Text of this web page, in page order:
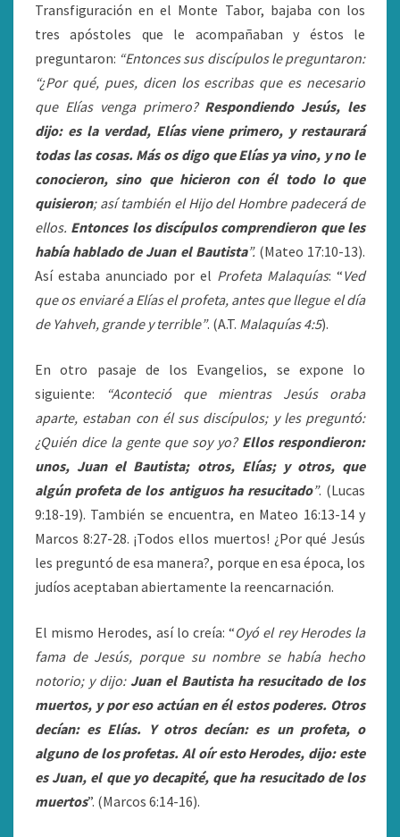
Transfiguración en el Monte Tabor, bajaba con los
tres apóstoles que le acompañaban y éstos le
preguntaron: “Entonces sus discípulos le preguntaron:
“¿Por qué, pues, dicen los escribas que es necesario
que Elías venga primero? Respondiendo Jesús, les
dijo: es la verdad, Elías viene primero, y restaurará
todas las cosas. Más os digo que Elías ya vino, y no le
conocieron, sino que hicieron con él todo lo que
quisieron; así también el Hijo del Hombre padecerá de
ellos. Entonces los discípulos comprendieron que les
había hablado de Juan el Bautista”.(Mateo 17:10-13).
Así estaba anunciado por el Profeta Malaquías: “Ved
que os enviaré a Elías el profeta, antes que llegue el día
de Yahveh, grande y terrible”. (A.T. Malaquías 4:5).
En otro pasaje de los Evangelios, se expone lo
siguiente:
“Aconteció que mientras Jesús oraba
aparte, estaban con él sus discípulos; y les preguntó:
¿Quién dice la gente que soy yo? Ellos respondieron:
unos, Juan el Bautista; otros, Elías; y otros, que
algún profeta de los antiguos ha resucitado”. (Lucas
9:18-19). También se encuentra, en Mateo 16:13-14 y
Marcos 8:27-28. ¡Todos ellos muertos! ¿Por qué Jesús
les preguntó de esa manera?, porque en esa época, los
judíos aceptaban abiertamente la reencarnación.
El mismo Herodes, así lo creía: “Oyó el rey Herodes la
fama de Jesús, porque su nombre se había hecho
notorio; y dijo: Juan el Bautista ha resucitado de los
muertos, y por eso actúan en él estos poderes. Otros
decían: es Elías. Y otros decían: es un profeta, o
alguno de los profetas. Al oír esto Herodes, dijo: este
es Juan, el que yo decapité, que ha resucitado de los
muertos”. (Marcos 6:14-16).